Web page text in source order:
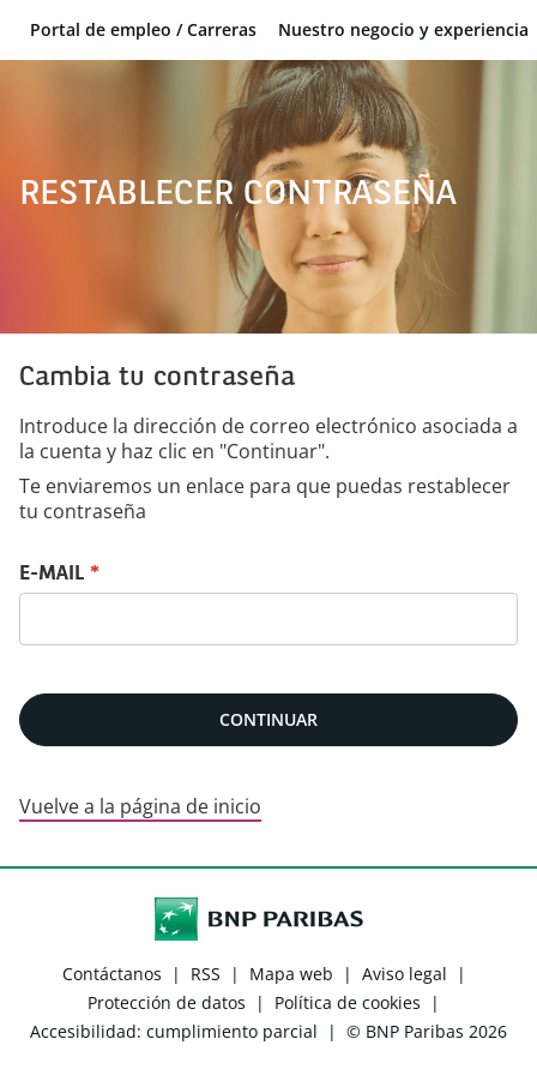
BNP Paribas
Portal de empleo / Carreras Nuestro negocio y experiencia
RESTABLECER CONTRASEÑA
Cambia tu contraseña
Introduce la dirección de correo electrónico asociada a
la cuenta y haz clic en "Continuar".
Te enviaremos un enlace para que puedas restablecer
tu contraseña
Restablece tu contraseña con tu e-mail
E-MAIL *
CONTINUAR
Vuelve a la página de inicio
Contáctanos | RSS | Mapa web | Aviso legal
|
Protección de datos
| Política de cookies
|
Accesibilidad: cumplimiento parcial
| © BNP Paribas 2026